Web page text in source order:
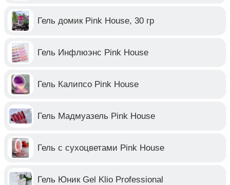
Гель домик Pink House, 30 гр
Гель Инфлюэнс Pink House
Гель Калипсо Pink House
Гель Мадмуазель Pink House
Гель с сухоцветами Pink House
Гель Юник Gel Klio Professional